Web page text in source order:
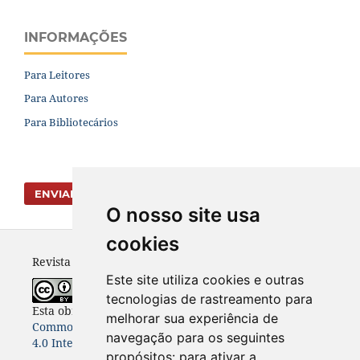
O nosso site usa
cookies
Este site utiliza cookies e outras
tecnologias de rastreamento para
melhorar sua experiência de
navegação para os seguintes
propósitos: para ativar a
INFORMAÇÕES
Para Leitores
Para Autores
Para Bibliotecários
ENVIAR SUBMISSÃO
Revista Vernáculo - ISSN 2317-4021
Esta obra está licenciada com uma Licença Creative
Commons Atribuição-NãoComercial-CompartilhaIgual
4.0 Internacional.